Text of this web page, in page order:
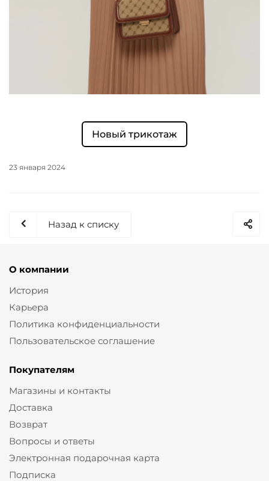
Новый трикотаж
23 января 2024
Назад к списку
О компании
История
Карьера
Политика конфиденциальности
Пользовательское соглашение
Покупателям
Магазины и контакты
Доставка
Возврат
Вопросы и ответы
Электронная подарочная карта
Подписка